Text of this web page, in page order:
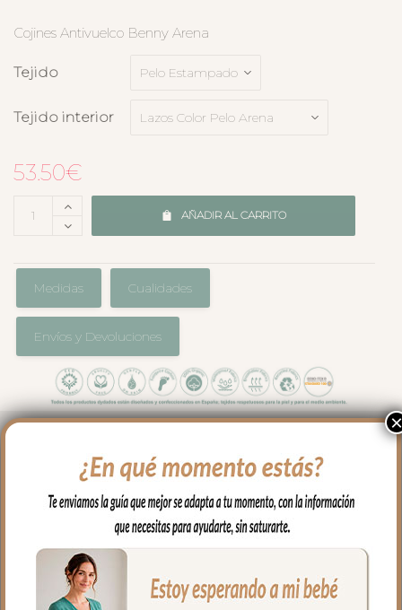
Cojines Antivuelco Benny Arena
Tejido
Tejido interior
53.50€
AÑADIR AL CARRITO
Medidas Cualidades
Envíos y Devoluciones
circular en tejido pelo estampado.
Lazos de raso estampados en liso a juego
con los complementos de tu capazo.
Puedes usar como cojín antivuelco o
colocar donde y como necesites para
ayudar en el día a día con tu bebé.
×